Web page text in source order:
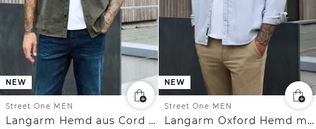
NEW
Street One MEN
Langarm Hemd aus Cord in Unifarbe
NEW
Street One MEN
Langarm Oxford Hemd mit Streifenmuster